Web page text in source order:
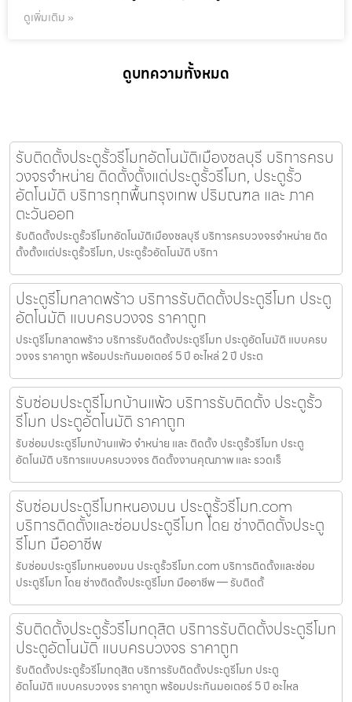
ดูเพิ่มเติม »
ดูบทความทั้งหมด
รับติดตั้งประตูรั้วรีโมทอัตโนมัติเมืองชลบุรี บริการครบ
วงจรจำหน่าย ติดตั้งตั้งแต่ประตูรั้วรีโมท, ประตูรั้ว
อัตโนมัติ บริการทุกพื้นกรุงเทพ ปริมณฑล และ ภาค
ตะวันออก
รับติดตั้งประตูรั้วรีโมทอัตโนมัติเมืองชลบุรี บริการครบวงจรจำหน่าย ติด
ตั้งตั้งแต่ประตูรั้วรีโมท, ประตูรั้วอัตโนมัติ บริกา
ประตูรีโมทลาดพร้าว บริการรับติดตั้งประตูรีโมท ประตู
อัตโนมัติ แบบครบวงจร ราคาถูก
ประตูรีโมทลาดพร้าว บริการรับติดตั้งประตูรีโมท ประตูอัตโนมัติ แบบครบ
วงจร ราคาถูก พร้อมประกันมอเตอร์ 5 ปี อะไหล่ 2 ปี ประต
รับซ่อมประตูรีโมทบ้านแพ้ว บริการรับติดตั้ง ประตูรั้ว
รีโมท ประตูอัตโนมัติ ราคาถูก
รับซ่อมประตูรีโมทบ้านแพ้ว จำหน่าย และ ติดตั้ง ประตูรั้วรีโมท ประตู
อัตโนมัติ บริการแบบครบวงจร ติดตั้งงานคุณภาพ และ รวดเร็
รับซ่อมประตูรีโมทหนองมน ประตูรั้วรีโมท.com
บริการติดตั้งและซ่อมประตูรีโมท โดย ช่างติดตั้งประตู
รีโมท มืออาชีพ
รับซ่อมประตูรีโมทหนองมน ประตูรั้วรีโมท.com บริการติดตั้งและซ่อม
ประตูรีโมท โดย ช่างติดตั้งประตูรีโมท มืออาชีพ — รับติดตั้
รับติดตั้งประตูรั้วรีโมทดุสิต บริการรับติดตั้งประตูรีโมท
ประตูอัตโนมัติ แบบครบวงจร ราคาถูก
รับติดตั้งประตูรั้วรีโมทดุสิต บริการรับติดตั้งประตูรีโมท ประตู
อัตโนมัติ แบบครบวงจร ราคาถูก พร้อมประกันมอเตอร์ 5 ปี อะไหล